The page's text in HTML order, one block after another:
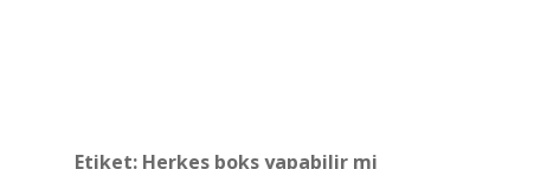
Etiket: Herkes boks yapabilir mi